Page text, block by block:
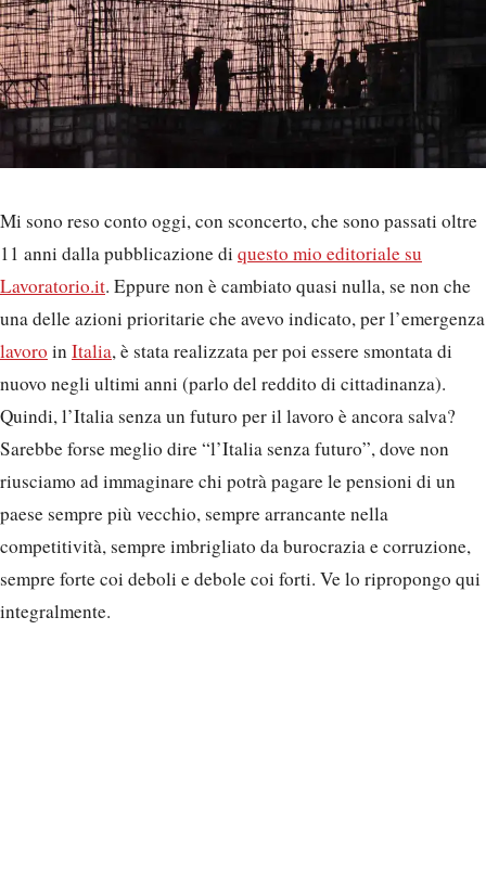
Mi sono reso conto oggi, con sconcerto, che sono passati oltre
11 anni dalla pubblicazione di questo mio editoriale su
Lavoratorio.it. Eppure non è cambiato quasi nulla, se non che
una delle azioni prioritarie che avevo indicato, per l’emergenza
lavoro inItalia, è stata realizzata per poi essere smontata di
nuovo negli ultimi anni (parlo del reddito di cittadinanza).
Quindi, l’Italia senza un futuro per il lavoro è ancora salva?
Sarebbe forse meglio dire “l’Italia senza futuro”, dove non
riusciamo ad immaginare chi potrà pagare le pensioni di un
paese sempre più vecchio, sempre arrancante nella
competitività, sempre imbrigliato da burocrazia e corruzione,
sempre forte coi deboli e debole coi forti. Ve lo ripropongo qui
integralmente.